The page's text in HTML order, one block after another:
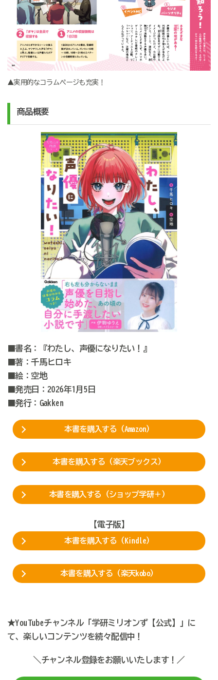
▲実用的なコラムページも充実！
商品概要
■書名：『わたし、声優になりたい！』
■著：千馬ヒロキ
■絵：空地
■発売日：2026年1月5日
■発行：Gakken
本書を購入する（Amazon）
本書を購入する（楽天ブックス）
本書を購入する（ショップ学研＋）
【電子版】
本書を購入する（Kindle）
本書を購入する（楽天kobo）
★YouTubeチャンネル「学研ミリオンず【公式】」に
て、楽しいコンテンツを続々配信中！
＼チャンネル登録をお願いいたします！／